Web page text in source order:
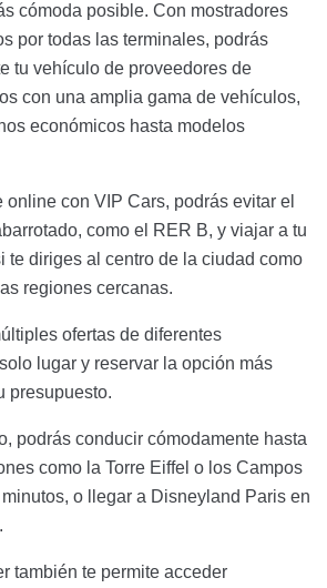
cómoda posible. Con mostradores
por todas las terminales, podrás
tu vehículo de proveedores de
con una amplia gama de vehículos,
económicos hasta modelos
con VIP Cars, podrás evitar el
como el RER B, y viajar a tu
te diriges al centro de la ciudad como
regiones cercanas.
ofertas de diferentes
lugar y reservar la opción más
presupuesto.
podrás conducir cómodamente hasta
como la Torre Eiffel o los Campos
o llegar a Disneyland Paris en
también te permite acceder